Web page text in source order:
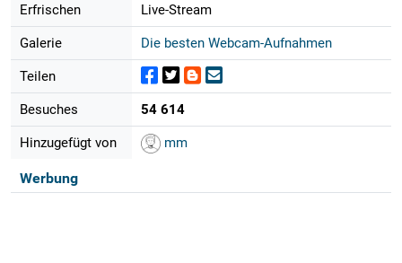
Erfrischen Live-Stream
Galerie Die besten Webcam-Aufnahmen
Teilen
Besuches 54 614
Hinzugefügt von mm
Werbung